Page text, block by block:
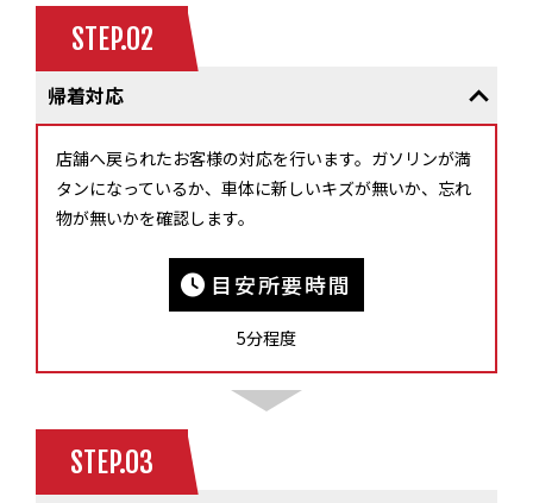
STEP.02
帰着対応
店舗へ戻られたお客様の対応を行います。ガソリンが満
タンになっているか、車体に新しいキズが無いか、忘れ
物が無いかを確認します。
目安所要時間
5分程度
STEP.03